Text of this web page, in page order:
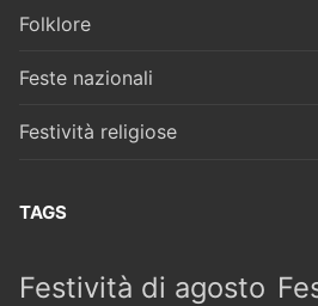
Folklore
Feste nazionali
Festività religiose
TAGS
Festività di agosto